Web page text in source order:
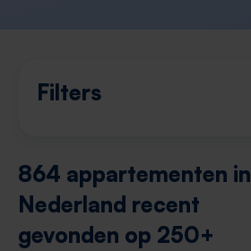
Filters
864 appartementen in
Nederland recent
gevonden op 250+